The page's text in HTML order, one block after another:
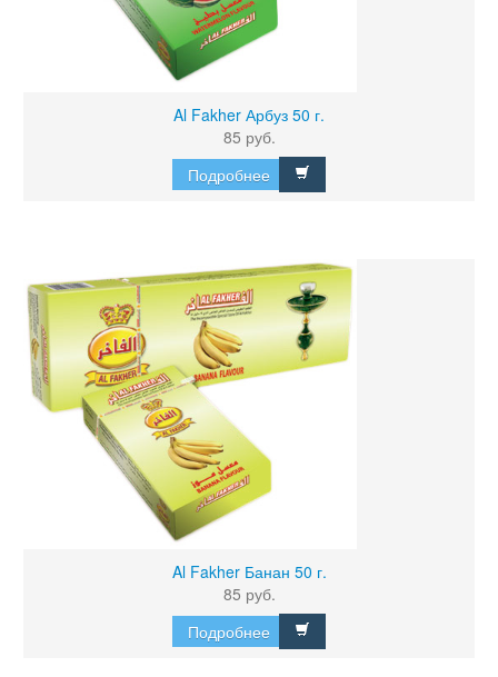
Al Fakher Арбуз 50 г.
85 руб.
Подробнее
Al Fakher Банан 50 г.
85 руб.
Подробнее